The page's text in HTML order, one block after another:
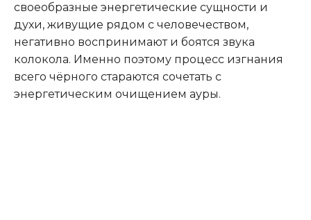
своеобразные энергетические сущности и
духи, живущие рядом с человечеством,
негативно воспринимают и боятся звука
колокола. Именно поэтому процесс изгнания
всего чёрного стараются сочетать с
энергетическим очищением ауры.